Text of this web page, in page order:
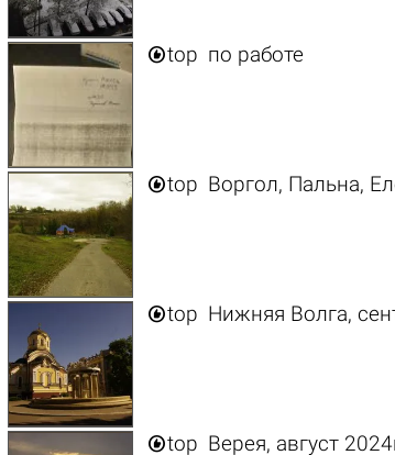
top по работе
top Воргол, Пальна,
top Нижняя Волга,
top Верея, август